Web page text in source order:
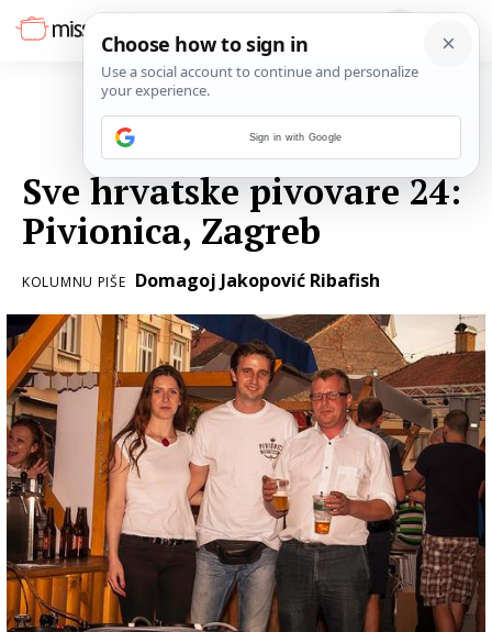
Sve hrvatske pivovare 24:
Pivionica, Zagreb
KOLUMNU PIŠE Domagoj Jakopović Ribafish
Sign in with Google